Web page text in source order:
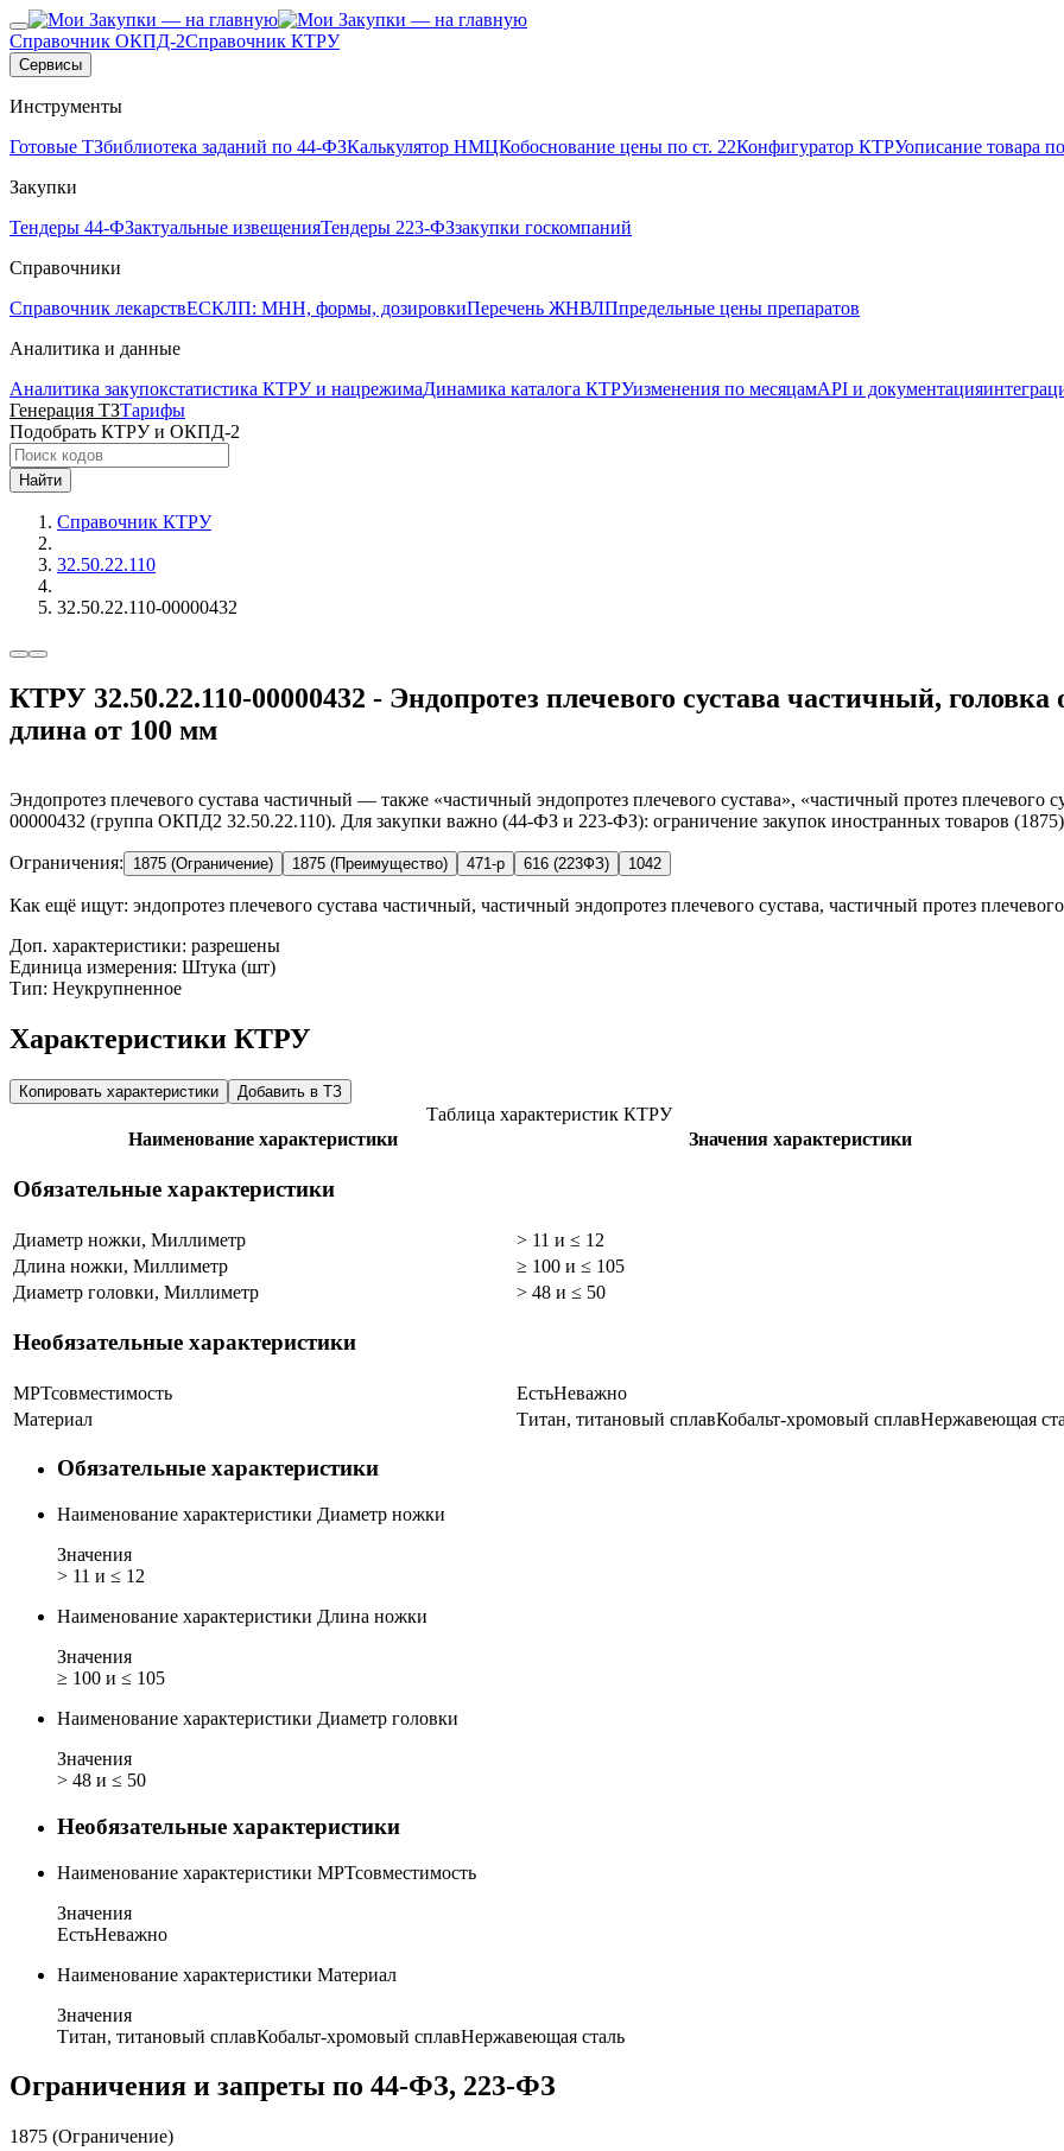
Справочник ОКПД-2Справочник КТРУ
Сервисы
Инструменты
Готовые ТЗбиблиотека заданий по 44-ФЗКалькулятор НМЦКобоснование цены по ст. 22Конфигуратор КТРУописание товара
Закупки
Тендеры 44-ФЗактуальные извещенияТендеры 223-ФЗзакупки госкомпаний
Справочники
Справочник лекарствЕСКЛП: МНН, формы, дозировкиПеречень ЖНВЛПпредельные цены препаратов
Аналитика и данные
Аналитика закупокстатистика КТРУ и нацрежимаДинамика каталога КТРУизменения по месяцамAPI и документация
Генерация ТЗТарифы
Подобрать КТРУ и ОКПД-2
Найти
Справочник КТРУ
32.50.22.110
32.50.22.110-00000432
КТРУ 32.50.22.110-00000432 - Эндопротез плечевого сустава частичный,
длина от 100 мм
Эндопротез плечевого сустава частичный — также «частичный эндопротез плечевого сустава», «частичный протез плечевого
00000432 (группа ОКПД2 32.50.22.110). Для закупки важно (44-ФЗ и 223-ФЗ): ограничение закупок иностранных товаров
Ограничения: 1875 (Ограничение) 1875 (Преимущество) 471-р 616 (223ФЗ) 1042
Как ещё ищут: эндопротез плечевого сустава частичный, частичный эндопротез плечевого сустава, частичный протез
Доп. характеристики: разрешены
Единица измерения: Штука (шт)
Тип: Неукрупненное
Характеристики КТРУ
Копировать характеристики Добавить в ТЗ
Таблица характеристик КТРУ
Наименование характеристики
Значения характеристики
Обязательные характеристики
Диаметр ножки, Миллиметр
> 11 и ≤ 12
Длина ножки, Миллиметр
≥ 100 и ≤ 105
Диаметр головки, Миллиметр
> 48 и ≤ 50
Необязательные характеристики
МРТсовместимость ЕстьНеважно
Материал
Титан, титановый сплавКобальт-хромовый сплавНержавеющая
Обязательные характеристики
Наименование характеристики Диаметр ножки
Значения
> 11 и ≤ 12
Наименование характеристики Длина ножки
Значения
≥ 100 и ≤ 105
Наименование характеристики Диаметр головки
Значения
> 48 и ≤ 50
Необязательные характеристики
Наименование характеристики МРТсовместимость
Значения
ЕстьНеважно
Наименование характеристики Материал
Значения
Титан, титановый сплавКобальт-хромовый сплавНержавеющая сталь
Ограничения и запреты по 44-ФЗ, 223-ФЗ
1875 (Ограничение)